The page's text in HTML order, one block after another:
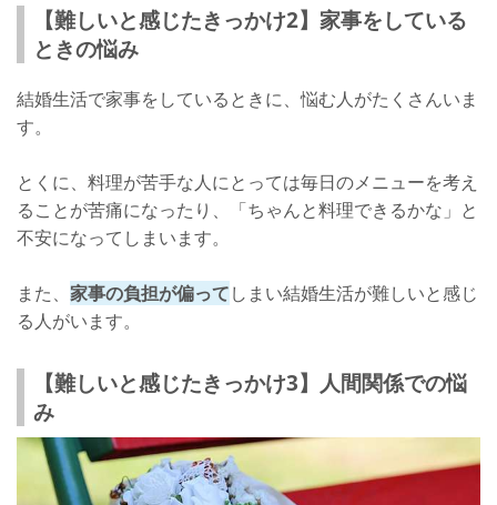
【難しいと感じたきっかけ2】家事をしている
ときの悩み
結婚生活で家事をしているときに、悩む人がたくさんいま
す。
とくに、料理が苦手な人にとっては毎日のメニューを考え
ることが苦痛になったり、「ちゃんと料理できるかな」と
不安になってしまいます。
また、 家事の負担が偏ってしまい結婚生活が難しいと感じ
る人がいます。
【難しいと感じたきっかけ3】人間関係での悩
み